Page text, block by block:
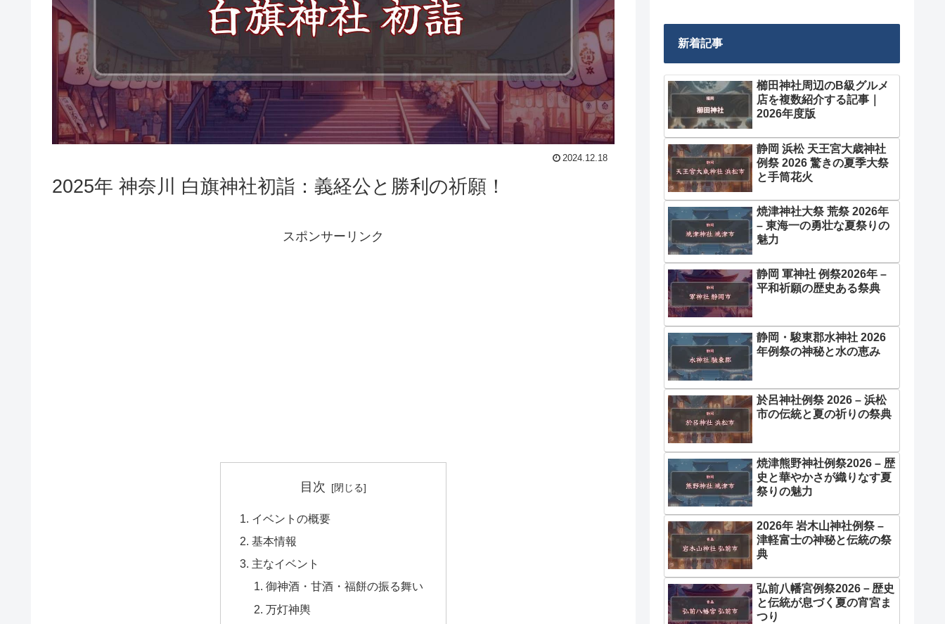
2024.12.18
2025年 神奈川 白旗神社初詣：義経公と勝利の祈願！
スポンサーリンク
目次
イベントの概要
基本情報
主なイベント
御神酒・甘酒・福餅の振る舞い
万灯神輿
新着記事
櫛田神社周辺のB級グルメ
店を複数紹介する記事｜
2026年度版
静岡 浜松 天王宮大歳神社
例祭 2026 驚きの夏季大祭
と手筒花火
焼津神社大祭 荒祭 2026年
– 東海一の勇壮な夏祭りの
魅力
静岡 軍神社 例祭2026年 –
平和祈願の歴史ある祭典
静岡・駿東郡水神社 2026
年例祭の神秘と水の恵み
於呂神社例祭 2026 – 浜松
市の伝統と夏の祈りの祭典
焼津熊野神社例祭2026 – 歴
史と華やかさが織りなす夏
祭りの魅力
2026年 岩木山神社例祭 –
津軽富士の神秘と伝統の祭
典
弘前八幡宮例祭2026－歴史
と伝統が息づく夏の宵宮ま
つり